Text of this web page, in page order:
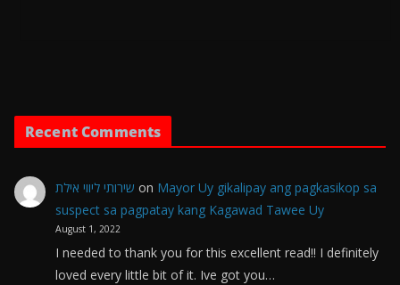
Recent Comments
שירותי ליווי אילת on Mayor Uy gikalipay ang pagkasikop sa
suspect sa pagpatay kang Kagawad Tawee Uy
August 1, 2022
I needed to thank you for this excellent read!! I definitely
loved every little bit of it. Ive got you…